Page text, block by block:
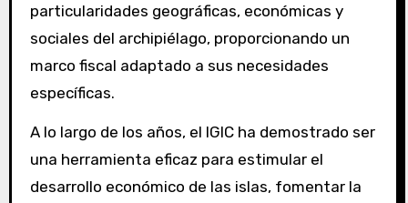
particularidades geográficas, económicas y
sociales del archipiélago, proporcionando un
marco fiscal adaptado a sus necesidades
específicas.
A lo largo de los años, el IGIC ha demostrado ser
una herramienta eficaz para estimular el
desarrollo económico de las islas, fomentar la